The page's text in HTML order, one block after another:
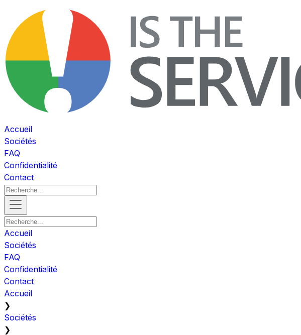
Accueil
Sociétés
FAQ
Confidentialité
Contact
Accueil
Sociétés
FAQ
Confidentialité
Contact
Accueil
❯
Sociétés
❯